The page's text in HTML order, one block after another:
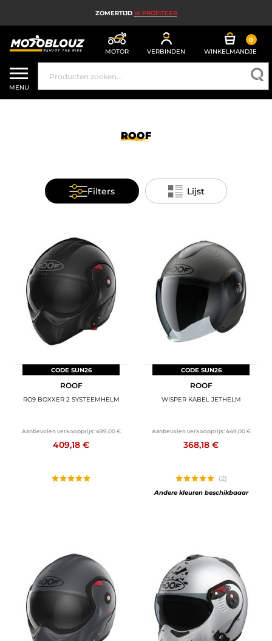
ZOMERTIJD IK PROFITEER
MOTOR VERBINDEN
0
WINKELMANDJE
MOTORHELM
MOTORUITRUSTING HEREN
MOTORAIRBAG
MOTORACCESSOIRES
BAGAGE
SPORTKLEDING
AANBIEDINGEN EN GOEDE DEALS
CADEAUBONNEN
CONTACT MET ONS OPNEMEN
MENU
ROOF
Filters Lijst
CODE SUN26
ROOF
RO9 BOXXER 2 SYSTEEMHELM
Aanbevolen verkoopprijs: 499,00 €
409,18 €
CODE SUN26
ROOF
WISPER KABEL JETHELM
Aanbevolen verkoopprijs: 449,00 €
368,18 €
(2)
Andere kleuren beschikbaaar